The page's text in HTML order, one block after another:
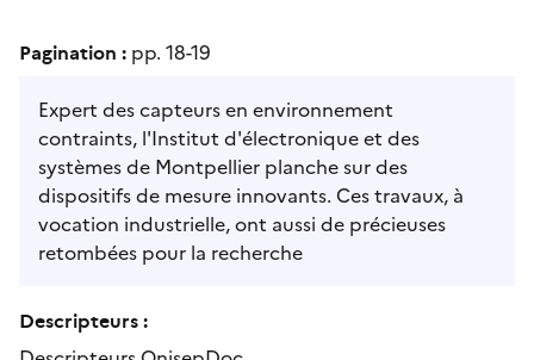
Pagination : pp. 18-19
Expert des capteurs en environnement
contraints, l'Institut d'électronique et des
systèmes de Montpellier planche sur des
dispositifs de mesure innovants. Ces travaux, à
vocation industrielle, ont aussi de précieuses
retombées pour la recherche
Descripteurs :